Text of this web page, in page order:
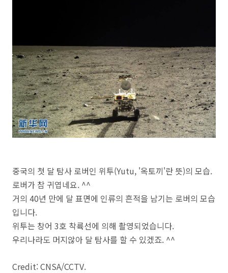
중국의 첫 달 탐사 로버인 위투(Yutu, '옥토끼'란 뜻)의 모습.
로버가 참 귀엽네요. ^^
거의 40년 만에 달 표면에 인류의 흔적을 남기는 로버의 모습
입니다.
위투는 창어 3호 착륙선에 의해 촬영되었습니다.
우리나라도 머지않아 달 탐사를 할 수 있겠죠. ^^
Credit: CNSA/CCTV.